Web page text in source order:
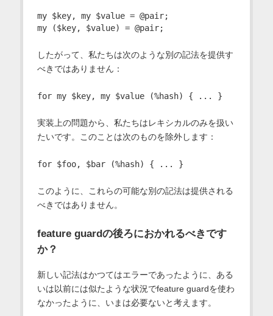
my $key, my $value = @pair;
したがって、私たちは次のような別の記法を提供す
べきではありません：
実装上の問題から、私たちはレキシカルのみを扱い
たいです。このことは次のものを除外します：
このように、これらの可能な別の記法は提供される
べきではありません。
feature guardの後ろにおかれるべきです
か？
新しい記法はかつてはエラーであったように、ある
いは以前には似たような状況でfeature guardを使わ
なかったように、いまは必要ないと考えます。